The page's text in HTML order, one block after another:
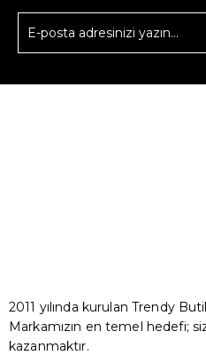
2011 yılında kurulan Trendy
Markamızın en temel hedefi;
kazanmaktır.